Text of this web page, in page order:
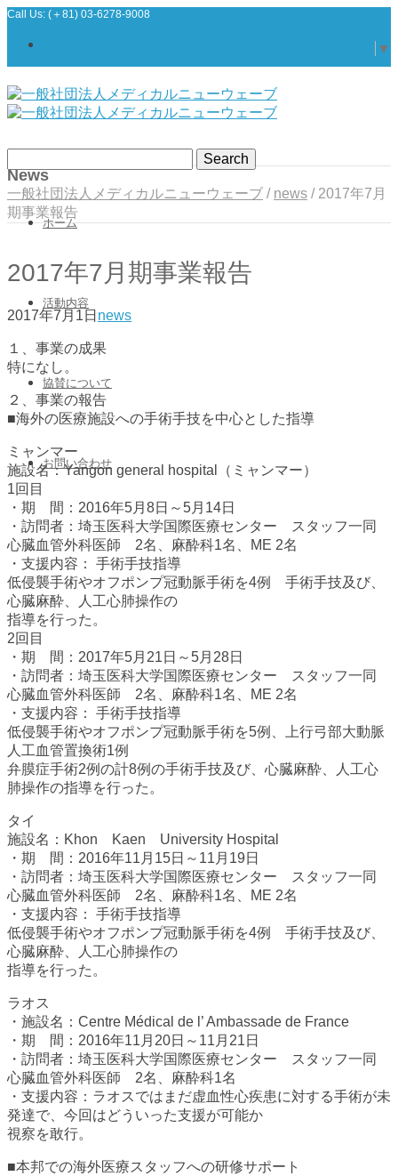
Call Us: (＋81) 03-6278-9008
▼
ホーム
活動内容
協賛について
お問い合わせ
News
一般社団法人メディカルニューウェーブ / news / 2017年7月
期事業報告
2017年7月期事業報告
2017年7月1日 news
１、事業の成果
特になし。
２、事業の報告
■海外の医療施設への手術手技を中心とした指導
ミャンマー
施設名：Yangon general hospital（ミャンマー）
1回目
・期 間：2016年5月8日～5月14日
・訪問者：埼玉医科大学国際医療センター スタッフ一同
心臓血管外科医師 2名、麻酔科1名、ME 2名
・支援内容： 手術手技指導
低侵襲手術やオフポンプ冠動脈手術を4例 手術手技及び、
心臓麻酔、人工心肺操作の
指導を行った。
2回目
・期 間：2017年5月21日～5月28日
・訪問者：埼玉医科大学国際医療センター スタッフ一同
心臓血管外科医師 2名、麻酔科1名、ME 2名
・支援内容： 手術手技指導
低侵襲手術やオフポンプ冠動脈手術を5例、上行弓部大動脈
人工血管置換術1例
弁膜症手術2例の計8例の手術手技及び、心臓麻酔、人工心
肺操作の指導を行った。
タイ
施設名：Khon Kaen University Hospital
・期 間：2016年11月15日～11月19日
・訪問者：埼玉医科大学国際医療センター スタッフ一同
心臓血管外科医師 2名、麻酔科1名、ME 2名
・支援内容： 手術手技指導
低侵襲手術やオフポンプ冠動脈手術を4例 手術手技及び、
心臓麻酔、人工心肺操作の
指導を行った。
ラオス
・施設名：Centre Médical de l’ Ambassade de France
・期 間：2016年11月20日～11月21日
・訪問者：埼玉医科大学国際医療センター スタッフ一同
心臓血管外科医師 2名、麻酔科1名
・支援内容：ラオスではまだ虚血性心疾患に対する手術が未
発達で、今回はどういった支援が可能か
視察を敢行。
■本邦での海外医療スタッフへの研修サポート